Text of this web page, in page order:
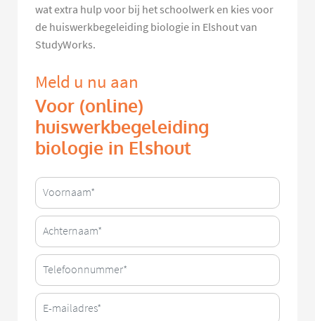
wat extra hulp voor bij het schoolwerk en kies voor
de huiswerkbegeleiding biologie in Elshout van
StudyWorks.
Meld u nu aan
Voor (online)
huiswerkbegeleiding
biologie in Elshout